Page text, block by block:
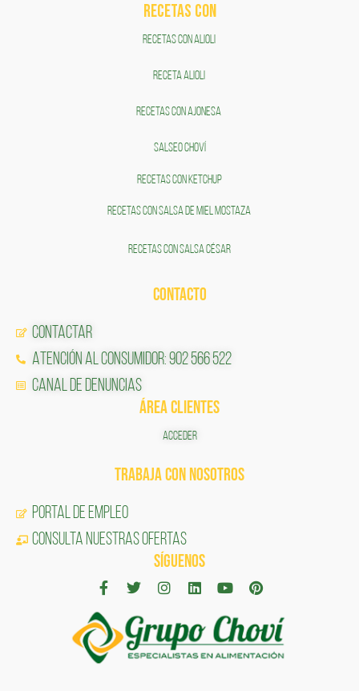
RECETAS COn
RECETAS CON ALIOLI
RECETA ALIOLI
RECETAS CON AJONESA
SALSEO CHOVÍ
RECETAS CON KETCHUP
RECETAS CON SALSA DE MIEL MOSTAZA
RECETAS CON SALSA CÉSAR
CONTACTO
Contactar
Atención al Consumidor: 902 566 522
Canal de Denuncias
ÁREA CLIENTES
ACCEDER
TRABAJA CON NOSOTROS
Portal de Empleo
CONSULTA NUESTRAS OFERTAS
SÍGUENOS